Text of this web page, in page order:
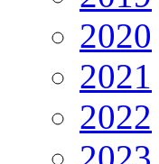
2020
2021
2022